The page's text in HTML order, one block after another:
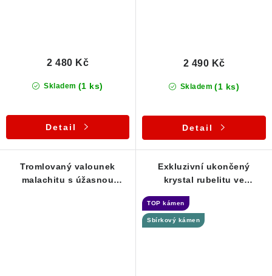
Skladem (1 ks)
2 480 Kč
Detail
Skladem (1 ks)
2 490 Kč
Detail
Tromlovaný valounek
malachitu s úžasnou
Exkluzivní ukončený
krystal rubelitu ve
/ Vysočina
TOP kámen
Sbírkový kámen